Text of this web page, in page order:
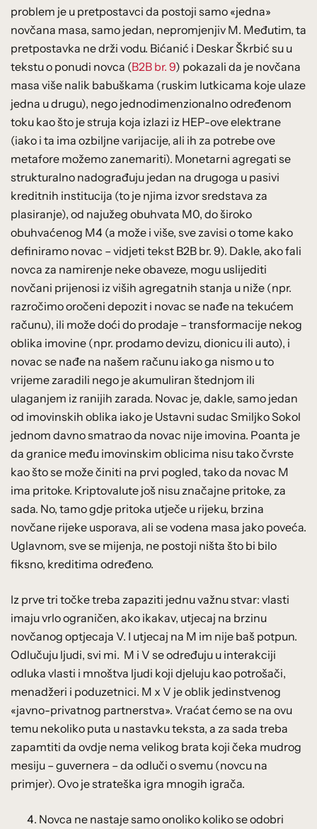
problem je u pretpostavci da postoji samo «jedna»
novčana masa, samo jedan, nepromjenjiv M. Međutim, ta
pretpostavka ne drži vodu. Bićanić i Deskar Škrbić su u
tekstu o ponudi novca (B2B br. 9) pokazali da je novčana
masa više nalik babuškama (ruskim lutkicama koje ulaze
jedna u drugu), nego jednodimenzionalno određenom
toku kao što je struja koja izlazi iz HEP-ove elektrane
(iako i ta ima ozbiljne varijacije, ali ih za potrebe ove
metafore možemo zanemariti). Monetarni agregati se
strukturalno nadograđuju jedan na drugoga u pasivi
kreditnih institucija (to je njima izvor sredstava za
plasiranje), od najužeg obuhvata M0, do široko
obuhvaćenog M4 (a može i više, sve zavisi o tome kako
definiramo novac – vidjeti tekst B2B br. 9). Dakle, ako fali
novca za namirenje neke obaveze, mogu uslijediti
novčani prijenosi iz viših agregatnih stanja u niže (npr.
razročimo oročeni depozit i novac se nađe na tekućem
računu), ili može doći do prodaje – transformacije nekog
oblika imovine (npr. prodamo devizu, dionicu ili auto), i
novac se nađe na našem računu iako ga nismo u to
vrijeme zaradili nego je akumuliran štednjom ili
ulaganjem iz ranijih zarada. Novac je, dakle, samo jedan
od imovinskih oblika iako je Ustavni sudac Smiljko Sokol
jednom davno smatrao da novac nije imovina. Poanta je
da granice među imovinskim oblicima nisu tako čvrste
kao što se može činiti na prvi pogled, tako da novac M
ima pritoke. Kriptovalute još nisu značajne pritoke, za
sada. No, tamo gdje pritoka utječe u rijeku, brzina
novčane rijeke usporava, ali se vodena masa jako poveća.
Uglavnom, sve se mijenja, ne postoji ništa što bi bilo
fiksno, kreditima određeno.
Iz prve tri točke treba zapaziti jednu važnu stvar: vlasti
imaju vrlo ograničen, ako ikakav, utjecaj na brzinu
novčanog optjecaja V. I utjecaj na M im nije baš potpun.
Odlučuju ljudi, svi mi. M i V se određuju u interakciji
odluka vlasti i mnoštva ljudi koji djeluju kao potrošači,
menadžeri i poduzetnici. M x V je oblik jedinstvenog
«javno-privatnog partnerstva». Vraćat ćemo se na ovu
temu nekoliko puta u nastavku teksta, a za sada treba
zapamtiti da ovdje nema velikog brata koji čeka mudrog
mesiju – guvernera – da odluči o svemu (novcu na
primjer). Ovo je strateška igra mnogih igrača.
Novca ne nastaje samo onoliko koliko se odobri